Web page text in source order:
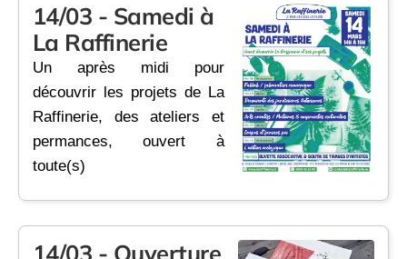
14/03 - Samedi à
La Raffinerie
Un après midi pour
découvrir les projets de La
Raffinerie, des ateliers et
permances, ouvert à
toute(s)
14/03 - Ouverture